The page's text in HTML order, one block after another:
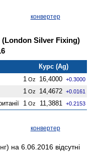
конвертер
(London Silver Fixing)
Курс (Ag)
1 Oz 16,4000 +0.3000
1 Oz 14,4672 +0.0161
1 Oz 11,3881 +0.2153
конвертер
на 6.06.2016 відсутні